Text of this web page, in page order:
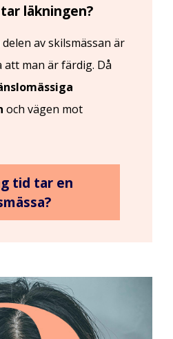
läkningen?
av skilsmässan är
man är färdig. Då
och vägen mot
tid tar en